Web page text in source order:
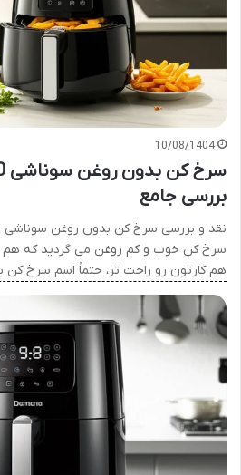
10/08/1404
بررسی جامع
سرخ کن خوب و کم روغن می گردید که هم
هم کارتون رو راحت تر، حتماً اسم سرخ